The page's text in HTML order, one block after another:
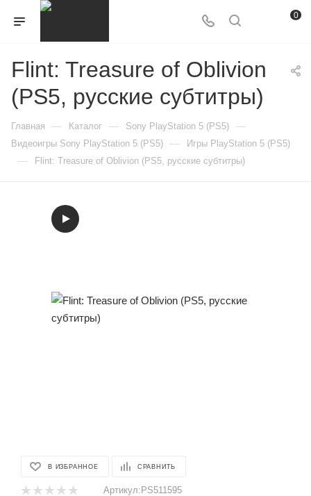
0
Flint: Treasure of Oblivion
(PS5, русские субтитры)
Главная — Каталог — Sony PlayStation 5 (PS5) —
Видеоигры Sony PlayStation 5 (PS5) — Игры PlayStation 5 (PS5)
— Flint: Treasure of Oblivion (PS5, русские субтитры)
В ИЗБРАННОЕ СРАВНИТЬ
Артикул: PS511595